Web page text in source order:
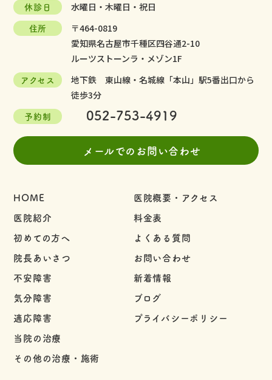
休診日
水曜日・木曜日・祝日
住所
〒464-0819
愛知県名古屋市千種区四谷通2-10
ルーツストーンラ・メゾン1F
アクセス
地下鉄 東山線・名城線「本山」駅5番出口から
徒歩3分
予約制
052-753-4919
メールでのお問い合わせ
HOME
医院紹介
初めての方へ
院長あいさつ
不安障害
気分障害
適応障害
当院の治療
その他の治療・施術
医院概要・アクセス
料金表
よくある質問
お問い合わせ
新着情報
ブログ
プライバシーポリシー